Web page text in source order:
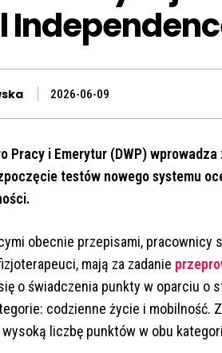
2026-06-09
Pracy i Emerytur (DWP)
testów nowego systemu
obecnie przepisami, pracownicy
mają za zadanie
o świadczenia punkty w oparciu o
codzienne życie i mobilność.
liczbę punktów w obu